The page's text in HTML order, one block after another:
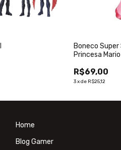
Boneco
Princesa
R$69,00
3xde R$25,12
Home
Blog Gamer